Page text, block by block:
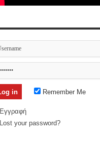
Remember Me
Εγγραφή
Lost your password?